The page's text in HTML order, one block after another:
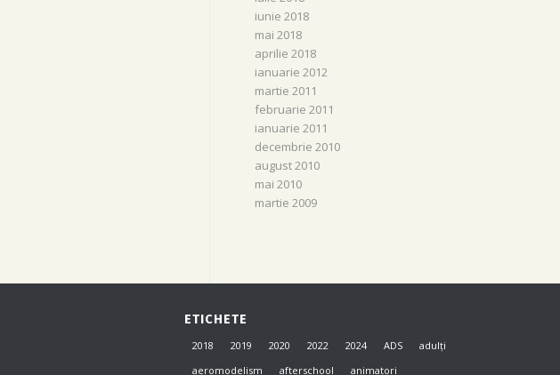
iunie 2018
mai 2018
aprilie 2018
ianuarie 2012
martie 2011
februarie 2011
ianuarie 2011
decembrie 2010
august 2010
mai 2010
martie 2009
ETICHETE
2018 2019 2020 2022 2024 ADS
adulți
aeromodelism
afterschool animatori